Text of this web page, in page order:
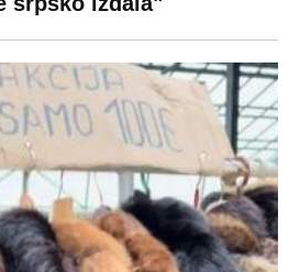
20 gostiju
SPORT
Fudbal
Košarka
Tenis
Ostali sportovi
Navijači
VIRALNO
Bizar
Svaštara
Tiktok